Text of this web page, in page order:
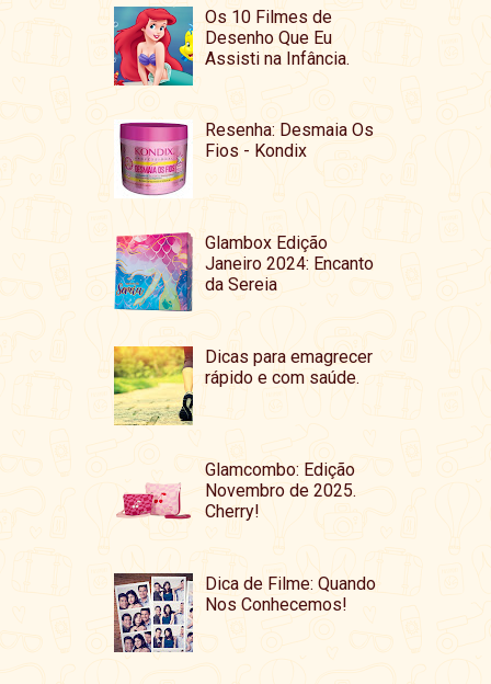
Os 10 Filmes de
Desenho Que Eu
Assisti na Infância.
Resenha: Desmaia Os
Fios - Kondix
Glambox Edição
Janeiro 2024: Encanto
da Sereia
Dicas para emagrecer
rápido e com saúde.
Glamcombo: Edição
Novembro de 2025.
Cherry!
Dica de Filme: Quando
Nos Conhecemos!